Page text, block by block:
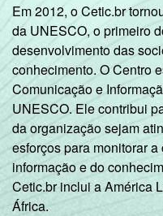
Em 2012, o Cetic.br
da UNESCO, o primeiro
desenvolvimento das
conhecimento. O Centro
Comunicação e
UNESCO. Ele contribui
da organização sejam
esforços para monitorar
informação e do
Cetic.br inclui a América
África.